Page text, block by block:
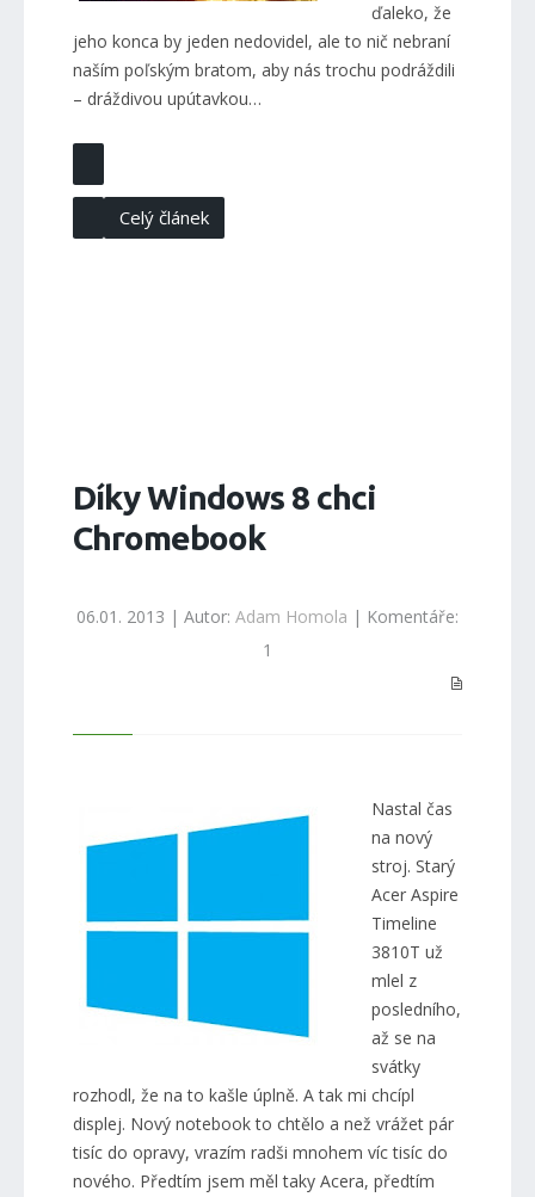
ďaleko, že
jeho konca by jeden nedovidel, ale to nič nebraní
naším poľským bratom, aby nás trochu podráždili
– dráždivou upútavkou…
Celý článek
Díky Windows 8 chci
Chromebook
06.01. 2013 | Autor: Adam Homola | Komentáře:
1
Nastal čas
na nový
stroj. Starý
Acer Aspire
Timeline
3810T už
mlel z
posledního,
až se na
svátky
rozhodl, že na to kašle úplně. A tak mi chcípl
displej. Nový notebook to chtělo a než vrážet pár
tisíc do opravy, vrazím radši mnohem víc tisíc do
nového. Předtím jsem měl taky Acera, předtím